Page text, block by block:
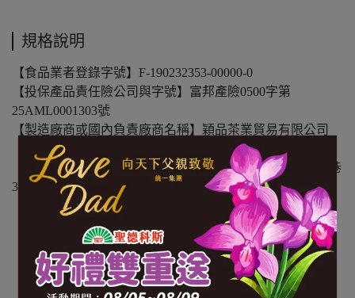
規格說明
【食品業者登錄字號】F-190232353-00000-0
【投保產品責任險公司與字號】富邦產險0500字第
25AML0001303號
【製造廠商或國內負責廠商名稱】穎品茶業貿易有限公司
【製造廠商或國內負責廠商電話】02-27681189
【製造廠商或國內負責廠商地址】台北市松山區新東街20巷
34號B1
【食物過敏原標示】—
【內容物成份】烏龍茶、茉莉
【內容量(重量)】3g*12袋/包
【保存期限(總效期)】1080天